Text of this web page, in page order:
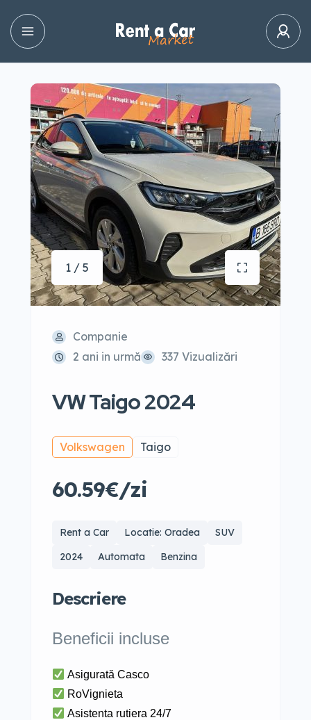
1 / 5
Companie
2 ani in urmă
337 Vizualizări
VW Taigo 2024
Volkswagen Taigo
60.59€/zi
Rent a Car Locatie: Oradea
SUV
2024
Automata Benzina
Descriere
Beneficii incluse
Asigurată Casco
RoVignieta
Asistenta rutiera 24/7